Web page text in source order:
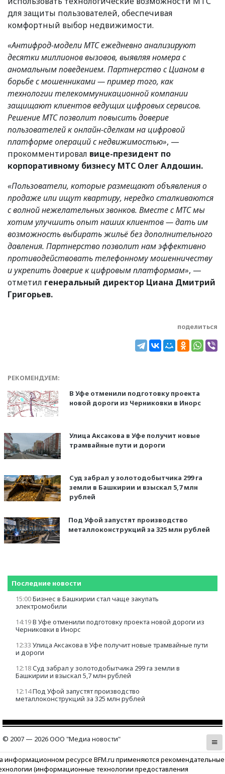
для защиты пользователей, обеспечивая
комфортный выбор недвижимости.
«Антифрод-модели МТС ежедневно анализируют
десятки миллионов вызовов, выявляя номера с
аномальным поведением. Партнерство с Цианом в
борьбе с мошенниками — пример того, как
технологии телекоммуникационной компании
защищают клиентов ведущих цифровых сервисов.
Решение МТС позволит повысить доверие
пользователей к онлайн-сделкам на цифровой
платформе операций с недвижимостью», —
прокомментировал вице-президент по
корпоративному бизнесу МТC Олег Алдошин.
«Пользователи, которые размещают объявления о
продаже или ищут квартиру, нередко сталкиваются
с волной нежелательных звонков. Вместе с МТС мы
хотим улучшить опыт наших клиентов — дать им
возможность выбирать жильё без дополнительного
давления. Партнерство позволит нам эффективно
противодействовать телефонному мошенничеству
и укрепить доверие к цифровым платформам», —
отметил генеральный директор Циана Дмитрий
Григорьев.
поделиться
РЕКОМЕНДУЕМ:
В Уфе отменили подготовку проекта
новой дороги из Черниковки в Инорс
Улица Аксакова в Уфе получит новые
трамвайные пути и дороги
Суд забрал у золотодобытчика 299 га
земли в Башкирии и взыскал 5,7 млн
рублей
Под Уфой запустят производство
металлоконструкций за 325 млн рублей
Последние новости
15:00Бизнес в Башкирии стал чаще закупать
электромобили
14:19В Уфе отменили подготовку проекта новой дороги из
Черниковки в Инорс
12:33 Улица Аксакова в Уфе получит новые трамвайные пути
и дороги
12:18Суд забрал у золотодобытчика 299 га земли в
Башкирии и взыскал 5,7 млн рублей
12:14Под Уфой запустят производство
металлоконструкций за 325 млн рублей
© 2007 — 2026 ООО "Медиа новости"
информационном ресурсе BFM.ru применяются рекомендательные
(информационные технологии предоставления